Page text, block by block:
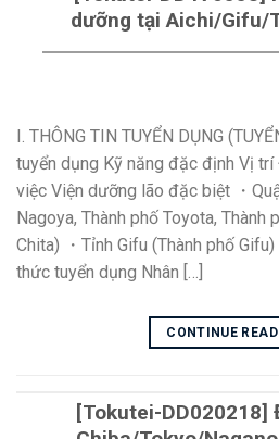
dưỡng tại Aichi/Gifu/
I. THÔNG TIN TUYỂN DỤNG
tuyển dụng Kỹ năng đặc định Vị
việc Viện dưỡng lão đặc biệt ・
Nagoya, Thành phố Toyota, Thành
Chita) ・Tỉnh Gifu (Thành phố
thức tuyển dụng Nhân […]
CONTINUE
[Tokutei-DD020218]